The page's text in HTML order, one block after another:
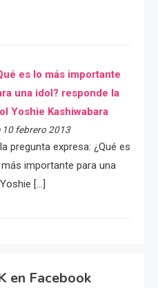
es lo más importante
una idol? responde la
Yoshie Kashiwabara
10 febrero 2013
pregunta expresa: ¿Qué es
importante para una
[…]
en Facebook